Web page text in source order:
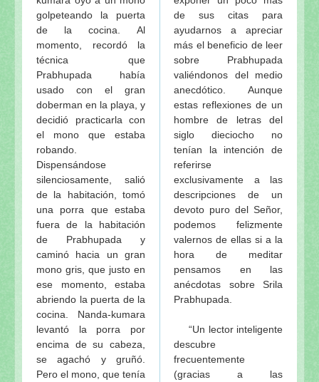
golpeteando la puerta
de la cocina. Al
momento, recordó la
técnica que
Prabhupada había
usado con el gran
doberman en la playa, y
decidió practicarla con
el mono que estaba
robando.
Dispensándose
silenciosamente, salió
de la habitación, tomó
una porra que estaba
fuera de la habitación
de Prabhupada y
caminó hacia un gran
mono gris, que justo en
ese momento, estaba
abriendo la puerta de la
cocina. Nanda-kumara
levantó la porra por
encima de su cabeza,
se agachó y gruñó.
Pero el mono, que tenía
de sus citas para
ayudarnos a apreciar
más el beneficio de leer
sobre Prabhupada
valiéndonos del medio
anecdótico. Aunque
estas reflexiones de un
hombre de letras del
siglo dieciocho no
tenían la intención de
referirse
exclusivamente a las
descripciones de un
devoto puro del Señor,
podemos felizmente
valernos de ellas si a la
hora de meditar
pensamos en las
anécdotas sobre Srila
Prabhupada.
“Un lector inteligente
descubre
frecuentemente
(gracias a las